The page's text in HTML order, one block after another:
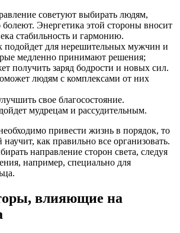
советуют выбирать людям,
болеют. Энергетика этой стороны вносит
стабильность и гармонию.
подойдет для нерешительных мужчин и
медленно принимают решения;
получить заряд бодрости и новых сил.
людям с комплексами от них
свое благосостояние.
мудрецам и рассудительным.
привести жизнь в порядок, то
как правильно все организовать.
направление сторон света, следуя
например, специально для
влияющие на